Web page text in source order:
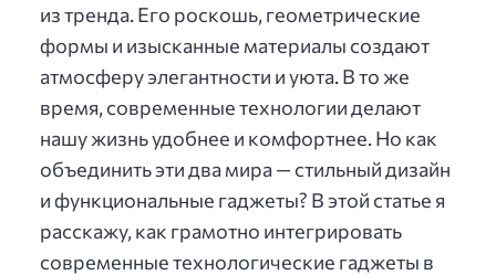
из тренда. Его роскошь, геометрические
формы и изысканные материалы создают
атмосферу элегантности и уюта. В то же
время, современные технологии делают
нашу жизнь удобнее и комфортнее. Но как
объединить эти два мира — стильный дизайн
и функциональные гаджеты? В этой статье я
расскажу, как грамотно интегрировать
современные технологические гаджеты в